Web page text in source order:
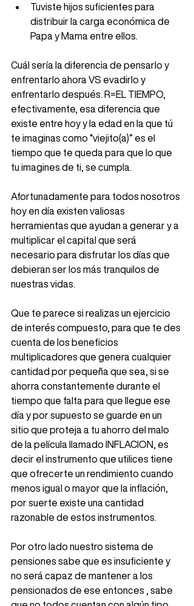
Tuviste hijos suficientes para
distribuir la carga económica de
Papa y Mama entre ellos.
Cuál sería la diferencia de pensarlo y
enfrentarlo ahora VS evadirlo y
enfrentarlo después. R=EL TIEMPO,
efectivamente, esa diferencia que
existe entre hoy y la edad en la que tú
te imaginas como “viejito(a)” es el
tiempo que te queda para que lo que
tu imagines de ti, se cumpla.
Afortunadamente para todos nosotros
hoy en día existen valiosas
herramientas que ayudan a generar y a
multiplicar el capital que será
necesario para disfrutar los días que
debieran ser los más tranquilos de
nuestras vidas.
Que te parece si realizas un ejercicio
de interés compuesto, para que te des
cuenta de los beneficios
multiplicadores que genera cualquier
cantidad por pequeña que sea, si se
ahorra constantemente durante el
tiempo que falta para que llegue ese
día y por supuesto se guarde en un
sitio que proteja a tu ahorro del malo
de la película llamado INFLACION, es
decir el instrumento que utilices tiene
que ofrecerte un rendimiento cuando
menos igual o mayor que la inflación,
por suerte existe una cantidad
razonable de estos instrumentos.
Por otro lado nuestro sistema de
pensiones sabe que es insuficiente y
no será capaz de mantener a los
pensionados de ese entonces , sabe